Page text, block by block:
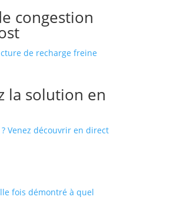
congestion
de recharge freine
la solution en
Venez découvrir en direct
fois démontré à quel